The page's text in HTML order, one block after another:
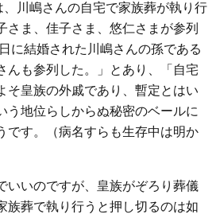
川嶋さんの自宅で家族葬が執り行
さま、佳子さま、悠仁さまが参列
に結婚された川嶋さんの孫である
んも参列した。」とあり、「自宅
そ皇族の外戚であり、暫定とはい
う地位らしからぬ秘密のベールに
です。（病名すらも生存中は明か
いいのですが、皇族がぞろり葬儀
族葬で執り行うと押し切るのは如